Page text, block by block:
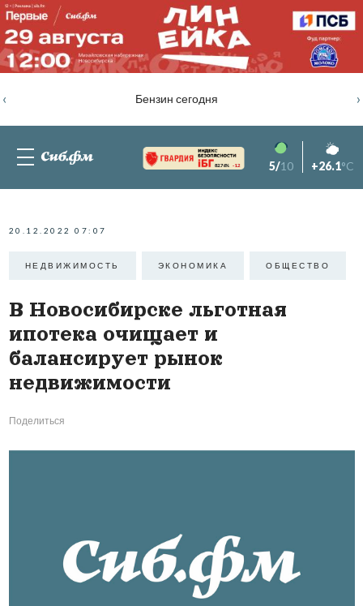
Бензин сегодня
‹ ›
82.76% -1.2 5/10 +26.1°C
20.12.2022 07:07
НЕДВИЖИМОСТЬ ЭКОНОМИКА ОБЩЕСТВО
В Новосибирске льготная
ипотека очищает и
балансирует рынок
недвижимости
Поделиться